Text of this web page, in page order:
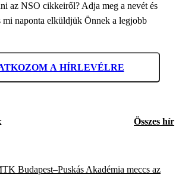
az NSO cikkeiről? Adja meg a nevét és
mi naponta elküldjük Önnek a legjobb
A HÍRLEVÉLRE
Összes hír
Budapest–Puskás Akadémia meccs az